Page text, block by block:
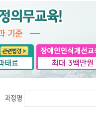
과정명